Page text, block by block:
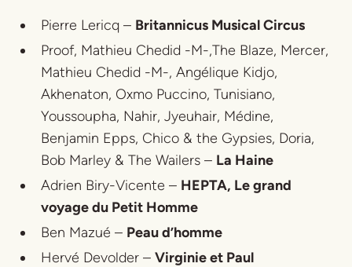
Pierre Lericq – Britannicus Musical Circus
Proof, Mathieu Chedid -M-,The Blaze, Mercer,
Mathieu Chedid -M-, Angélique Kidjo,
Akhenaton, Oxmo Puccino, Tunisiano,
Youssoupha, Nahir, Jyeuhair, Médine,
Benjamin Epps, Chico & the Gypsies, Doria,
Bob Marley & The Wailers – La Haine
Adrien Biry-Vicente – HEPTA, Le grand
voyage du Petit Homme
Ben Mazué – Peau d’homme
Hervé Devolder – Virginie et Paul